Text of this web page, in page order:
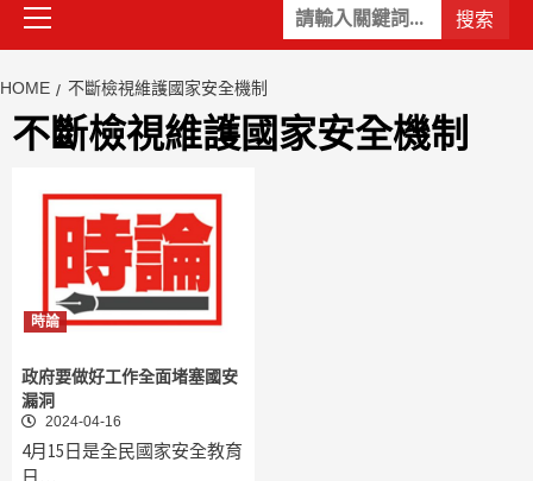
關
鍵
Menu
HOME 不斷檢視維護國家安全機制
不斷檢視維護國家安全機制
時論
政府要做好工作全面堵塞國安
漏洞
2024-04-16
4月15日是全民國家安全教育